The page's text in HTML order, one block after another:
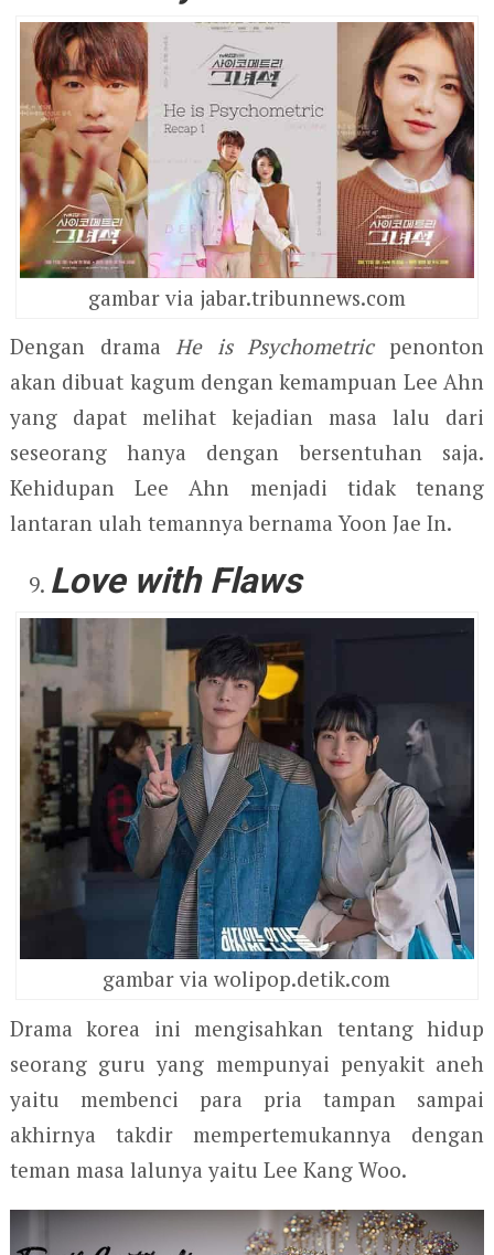
gambar via jabar.tribunnews.com
Dengan dramaHe is Psychometricpenonton
akan dibuat kagum dengan kemampuan Lee Ahn
yang dapat melihat kejadian masa lalu dari
seseorang hanya dengan bersentuhan saja.
Kehidupan Lee Ahn menjadi tidak tenang
lantaran ulah temannya bernama Yoon Jae In.
Love with Flaws
gambar via wolipop.detik.com
Drama korea ini mengisahkan tentang hidup
seorang guru yang mempunyai penyakit aneh
yaitu membenci para pria tampan sampai
akhirnya takdir mempertemukannya dengan
teman masa lalunya yaitu Lee Kang Woo.